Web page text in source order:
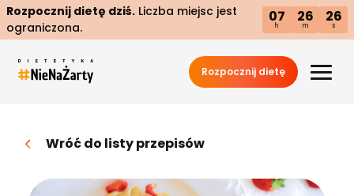
Rozpocznij dietę dziś. Liczba miejsc jest
ograniczona.
07
h
26
m
25
s
Rozpocznij dietę
Wróć do listy przepisów